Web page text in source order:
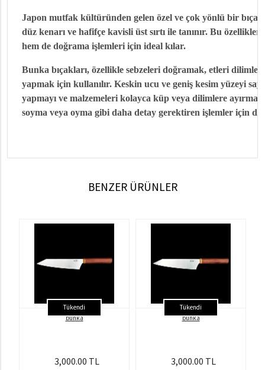
Japon mutfak kültüründen gelen özel ve çok yönlü bir
düz kenarı ve hafifçe kavisli üst sırtı ile tanınır. Bu özellikler,
hem de doğrama işlemleri için ideal kılar.
Bunka bıçakları, özellikle sebzeleri doğramak, etleri
yapmak için kullanılır. Keskin ucu ve geniş kesim yüzeyi
yapmayı ve malzemeleri kolayca küp veya dilimlere
soyma veya oyma gibi daha detay gerektiren işlemler için
BENZER ÜRÜNLER
Tükendi
bunka
3,000.00 TL
Tükendi
bunka
3,000.00 TL